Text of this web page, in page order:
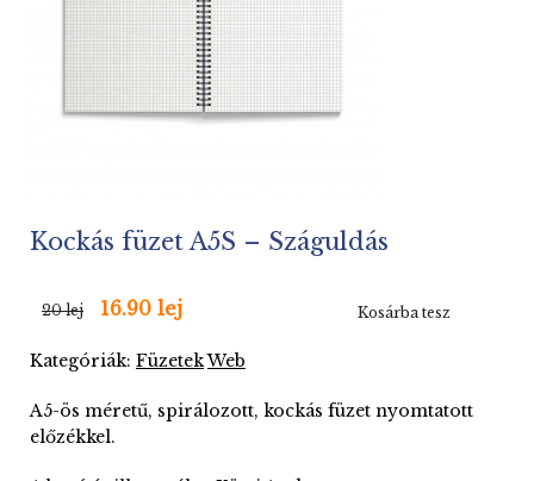
Kockás füzet A5S – Száguldás
20 lej 16.90 lej Kosárba tesz
Kategóriák: FüzetekWeb
A5-ös méretű, spirálozott, kockás füzet nyomtatott
előzékkel.